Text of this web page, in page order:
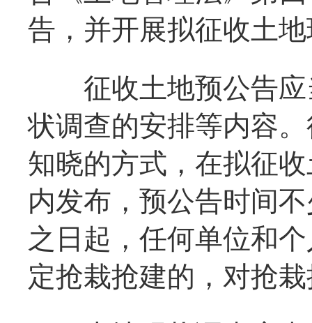
告，并开展拟征收土
征收土地预公告应
状调查的安排等内容
知晓的方式，在拟征
内发布，预公告时间
之日起，任何单位和
定抢栽抢建的，对抢